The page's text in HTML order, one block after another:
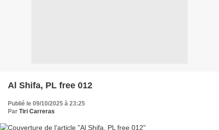
Al Shifa, PL free 012
Publié le 09/10/2025 à 23:25
Par Tiri Carreras